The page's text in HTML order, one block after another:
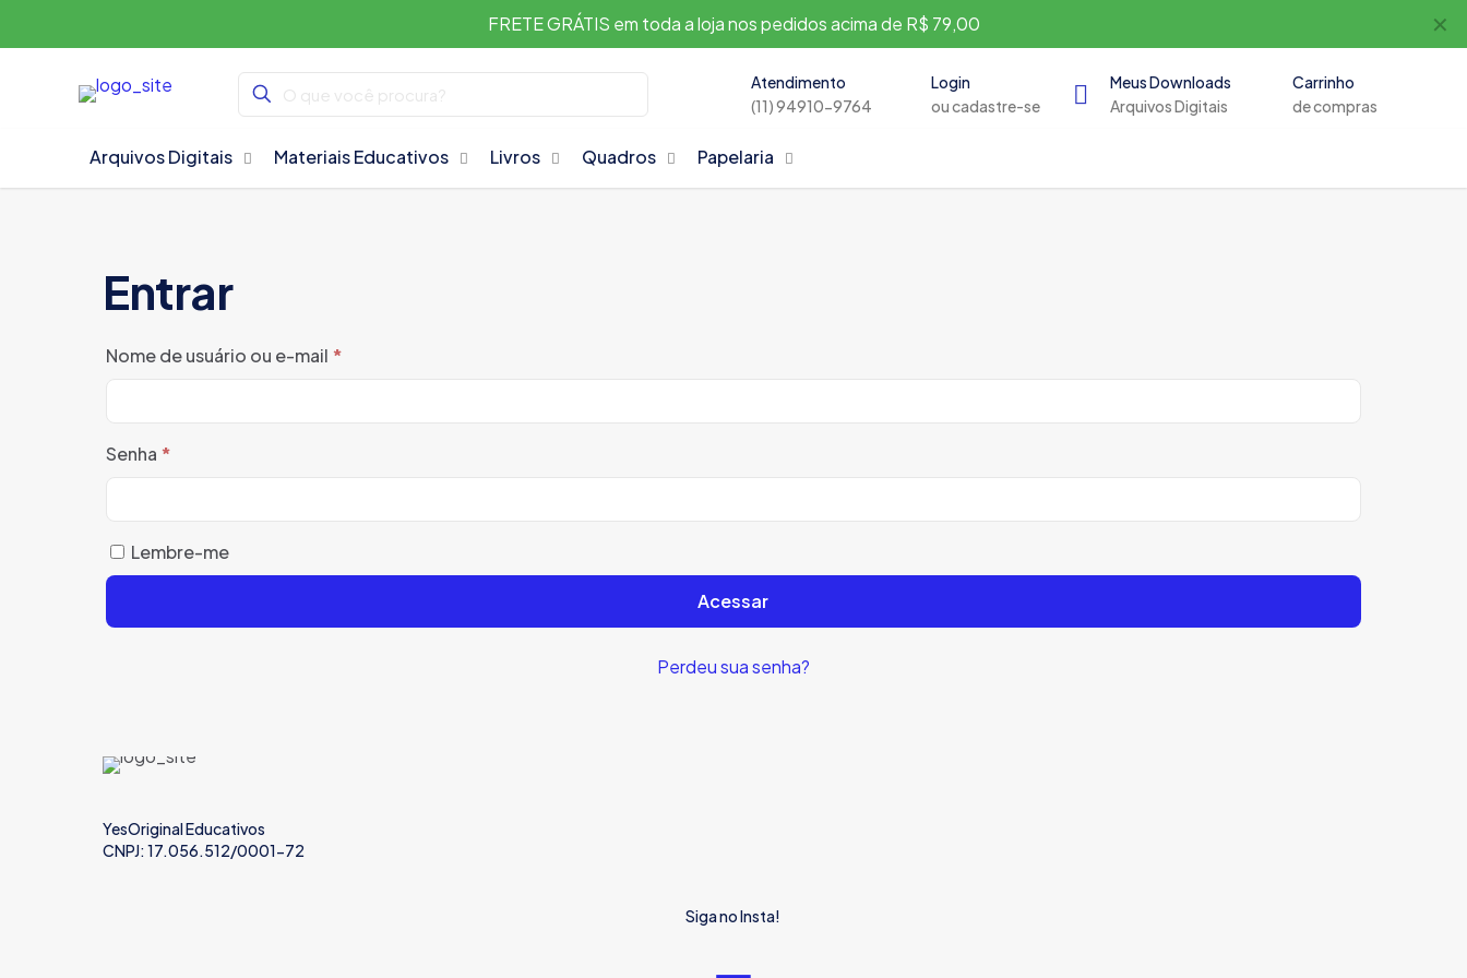
FRETE GRÁTIS em toda a loja nos pedidos acima de R$ 79,00 ✕
Atendimento
(11) 94910-9764
Login
ou cadastre-se
Meus Downloads
Arquivos Digitais
Carrinho
de compras
Arquivos Digitais Materiais Educativos Livros Quadros Papelaria
Entrar
Nome de usuário ou e-mail *Obrigatório
Senha *Obrigatório
Lembre-me
Acessar
Perdeu sua senha?
YesOriginal Educativos
CNPJ: 17.056.512/0001-72
Siga no Insta!